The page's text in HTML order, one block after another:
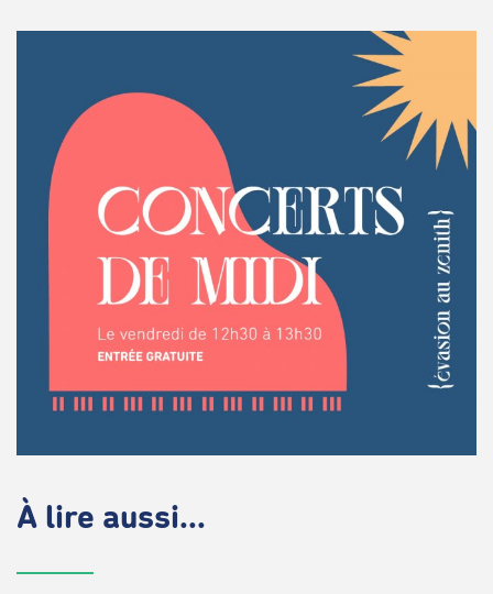
À lire aussi...